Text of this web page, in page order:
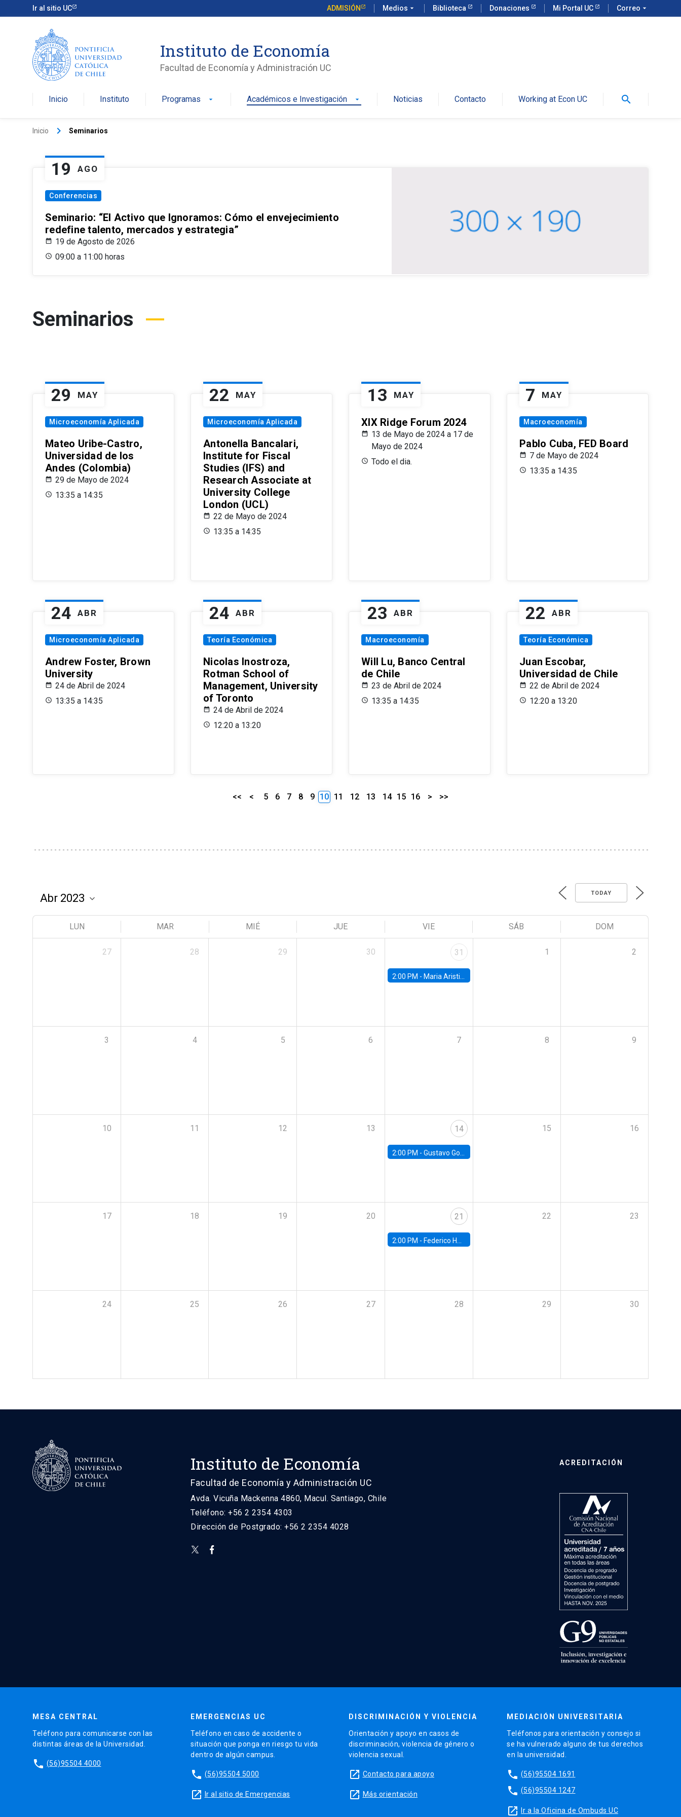
Ir al sitio UC ADMISIÓN Medios arrow_drop_down Biblioteca Donaciones Mi Portal UC Correo arrow_drop_down
Instituto de Economía
Facultad de Economía y Administración UC
Inicio Instituto Programas arrow_drop_down Académicos e Investigación arrow_drop_down Noticias Contacto Working at Econ UC search
Inicio keyboard_arrow_right Seminarios
19 AGO
Conferencias
Seminario: “El Activo que Ignoramos: Cómo el envejecimiento
redefine talento, mercados y estrategia”
19 de Agosto de 2026
09:00 a 11:00 horas
Seminarios
29 MAY
Microeconomía Aplicada
Mateo Uribe-Castro,
Universidad de los
Andes (Colombia)
29 de Mayo de 2024
13:35 a 14:35
22 MAY
Microeconomía Aplicada
Antonella Bancalari,
Institute for Fiscal
Studies (IFS) and
Research Associate at
University College
London (UCL)
22 de Mayo de 2024
13:35 a 14:35
13 MAY
XIX Ridge Forum 2024
13 de Mayo de 2024 a 17 de
Mayo de 2024
Todo el dia.
7 MAY
Macroeconomía
Pablo Cuba, FED Board
7 de Mayo de 2024
13:35 a 14:35
24 ABR
Microeconomía Aplicada
Andrew Foster, Brown
University
24 de Abril de 2024
13:35 a 14:35
24 ABR
Teoría Económica
Nicolas Inostroza,
Rotman School of
Management, University
of Toronto
24 de Abril de 2024
12:20 a 13:20
23 ABR
Macroeconomía
Will Lu, Banco Central
de Chile
23 de Abril de 2024
13:35 a 14:35
22 ABR
Teoría Económica
Juan Escobar,
Universidad de Chile
22 de Abril de 2024
12:20 a 13:20
<< < 5 6 7 8 9 10 11 12 13 14 15 16 > >>
TODAY
LUN MAR MIÉ JUE VIE SÁB DOM
27 28 29 30 31
2:00 PM - Maria Aristizabal-Ramirez, FED Board
1 2
3 4 5 6 7 8 9
10 11 12 13 14
2:00 PM - Gustavo González - Banco Central de Chile
15 16
17 18 19 20 21
2:00 PM - Federico Huneeus - Banco Central de Chile
22 23
24 25 26 27 28 29 30
Instituto de Economía
Facultad de Economía y Administración UC
Avda. Vicuña Mackenna 4860, Macul. Santiago, Chile
Teléfono: +56 2 2354 4303
Dirección de Postgrado: +56 2 2354 4028
ACREDITACIÓN
MESA CENTRAL
Teléfono para comunicarse con las
distintas áreas de la Universidad.
phone (56)95504 4000
EMERGENCIAS UC
Teléfono en caso de accidente o
situación que ponga en riesgo tu vida
dentro de algún campus.
phone (56)95504 5000
launch Ir al sitio de Emergencias
DISCRIMINACIÓN Y VIOLENCIA
Orientación y apoyo en casos de
discriminación, violencia de género o
violencia sexual.
launch Contacto para apoyo
launch Más orientación
MEDIACIÓN UNIVERSITARIA
Teléfonos para orientación y consejo si
se ha vulnerado alguno de tus derechos
en la universidad.
phone (56)95504 1691
phone (56)95504 1247
launch Ir a la Oficina de Ombuds UC